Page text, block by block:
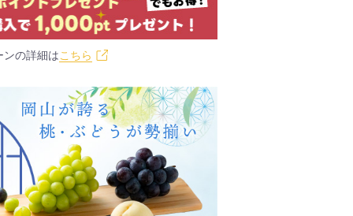
ンの詳細はこちら